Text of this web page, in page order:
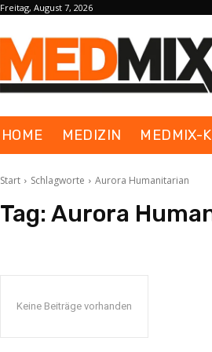
Freitag, August 7, 2026
HOME MEDIZIN MEDMIX-
Start Schlagworte Aurora Humanitarian
Tag: Aurora
Keine Beiträge vorhanden